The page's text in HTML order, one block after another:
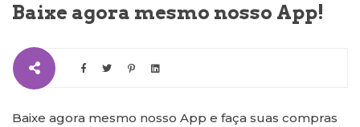
Baixe agora mesmo nosso App!
Baixe agora mesmo nosso App e faça suas compras